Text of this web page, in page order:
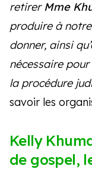
retirerMme
produire à
donner, ainsi
nécessaire
la procédure
savoir les
Kelly
de gospel,